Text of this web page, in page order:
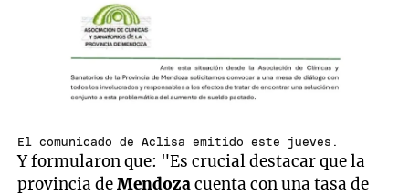
El comunicado de Aclisa emitido este jueves.
Y formularon que: "Es crucial destacar que la
provincia deMendozacuenta con una tasa de